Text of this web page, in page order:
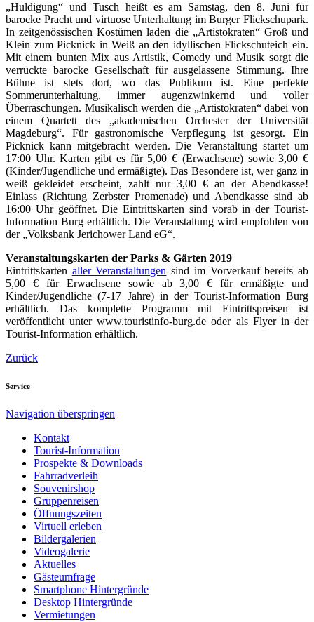
„Huldigung“ und Tusch heißt es am Samstag, den 8. Juni für
barocke Pracht und virtuose Unterhaltung im Burger Flickschupark.
In zeitgenössischen Kostümen laden die „Artistokraten“ Groß und
Klein zum Picknick in Weiß an den idyllischen Flickschuteich ein.
Mit einem bunten Mix aus Artistik, Comedy und Musik sorgt die
verrückte barocke Gesellschaft für ausgelassene Stimmung. Ihre
Bühne ist stets dort, wo das Publikum ist. Eine perfekte
Sommerunterhaltung, immer augenzwinkernd und voller
Überraschungen. Musikalisch werden die „Artistokraten“ dabei von
einem Quartett des „akademischen Orchester der Universität
Magdeburg“. Für gastronomische Verpflegung ist gesorgt. Ein
Picknick kann mitgebracht werden. Die Veranstaltung startet um
17:00 Uhr. Karten gibt es für 5,00 € (Erwachsene) sowie 3,00 €
(Kinder/Jugendliche und ermäßigte). Das Besondere ist, wer ganz in
weiß gekleidet erscheint, zahlt nur 3,00 € an der Abendkasse!
Einlass (Richtung Zerbster Promenade) und Abendkasse sind ab
16:00 Uhr geöffnet. Die Eintrittskarten sind vorab in der Tourist-
Information Burg erhältlich. Die Veranstaltung wird empfohlen von
der „Volksbank Jerichower Land eG“.
Veranstaltungskarten der Parks & Gärten 2019
Eintrittskarten aller Veranstaltungen sind im Vorverkauf bereits ab
5,00 € für Erwachsene sowie ab 3,00 € für ermäßigte und
Kinder/Jugendliche (7-17 Jahre) in der Tourist-Information Burg
erhältlich. Das komplette Programm mit Eintrittspreisen ist
veröffentlicht unter www.touristinfo-burg.de oder als Flyer in der
Tourist-Information erhältlich.
Zurück
Service
Navigation überspringen
Kontakt
Tourist-Information
Prospekte & Downloads
Fahrradverleih
Souvenirshop
Gruppenreisen
Öffnungszeiten
Virtuell erleben
Bildergalerien
Videogalerie
Aktuelles
Gästeumfrage
Smartphone Hintergründe
Desktop Hintergründe
Vermietungen